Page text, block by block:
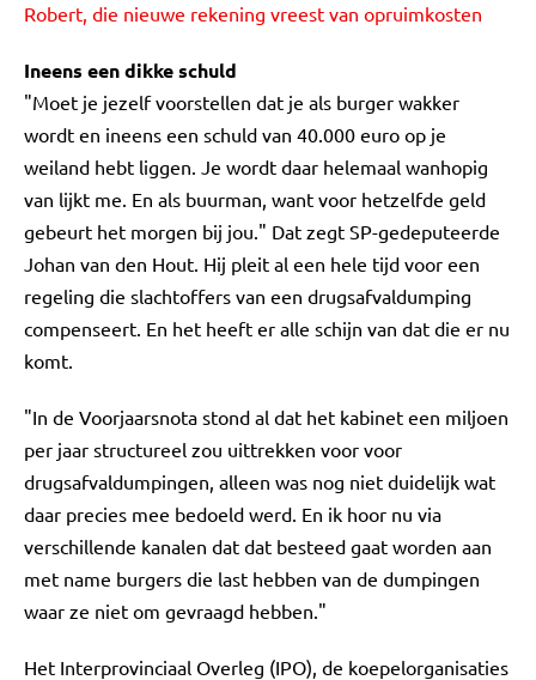
Robert, die nieuwe rekening vreest van opruimkosten
Ineens een dikke schuld
"Moet je jezelf voorstellen dat je als burger wakker
wordt en ineens een schuld van 40.000 euro op je
weiland hebt liggen. Je wordt daar helemaal wanhopig
van lijkt me. En als buurman, want voor hetzelfde geld
gebeurt het morgen bij jou." Dat zegt SP-gedeputeerde
Johan van den Hout. Hij pleit al een hele tijd voor een
regeling die slachtoffers van een drugsafvaldumping
compenseert. En het heeft er alle schijn van dat die er nu
komt.
"In de Voorjaarsnota stond al dat het kabinet een miljoen
per jaar structureel zou uittrekken voor voor
drugsafvaldumpingen, alleen was nog niet duidelijk wat
daar precies mee bedoeld werd. En ik hoor nu via
verschillende kanalen dat dat besteed gaat worden aan
met name burgers die last hebben van de dumpingen
waar ze niet om gevraagd hebben."
Het Interprovinciaal Overleg (IPO), de koepelorganisaties